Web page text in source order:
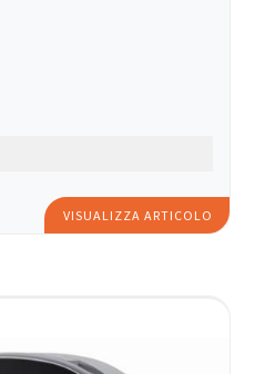
VISUALIZZA ARTICOLO